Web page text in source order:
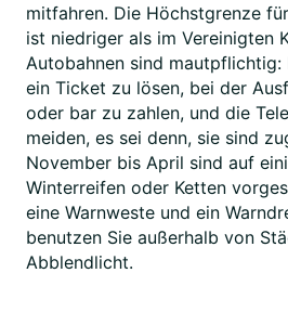
mitfahren. Die Höchstgrenze
ist niedriger als im Vereinigten
Autobahnen sind
ein Ticket zu lösen, bei der
oder bar zu zahlen, und die
meiden, es sei denn, sie sind
November bis April sind auf
Winterreifen oder Ketten
eine Warnweste und ein
benutzen Sie außerhalb von
Abblendlicht.